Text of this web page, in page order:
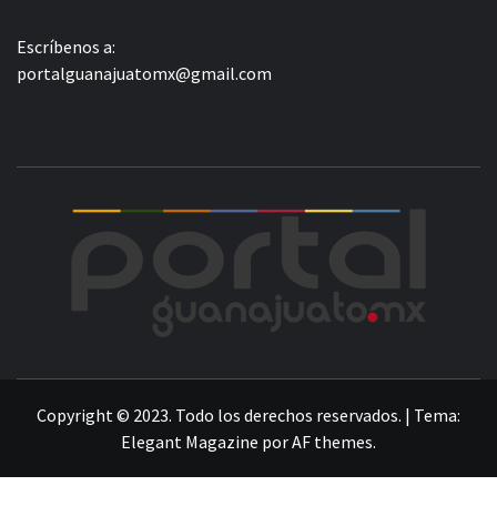
Escríbenos a:
portalguanajuatomx@gmail.com
Copyright © 2023. Todo los derechos reservados. | Tema:
Elegant Magazine porAF themes.